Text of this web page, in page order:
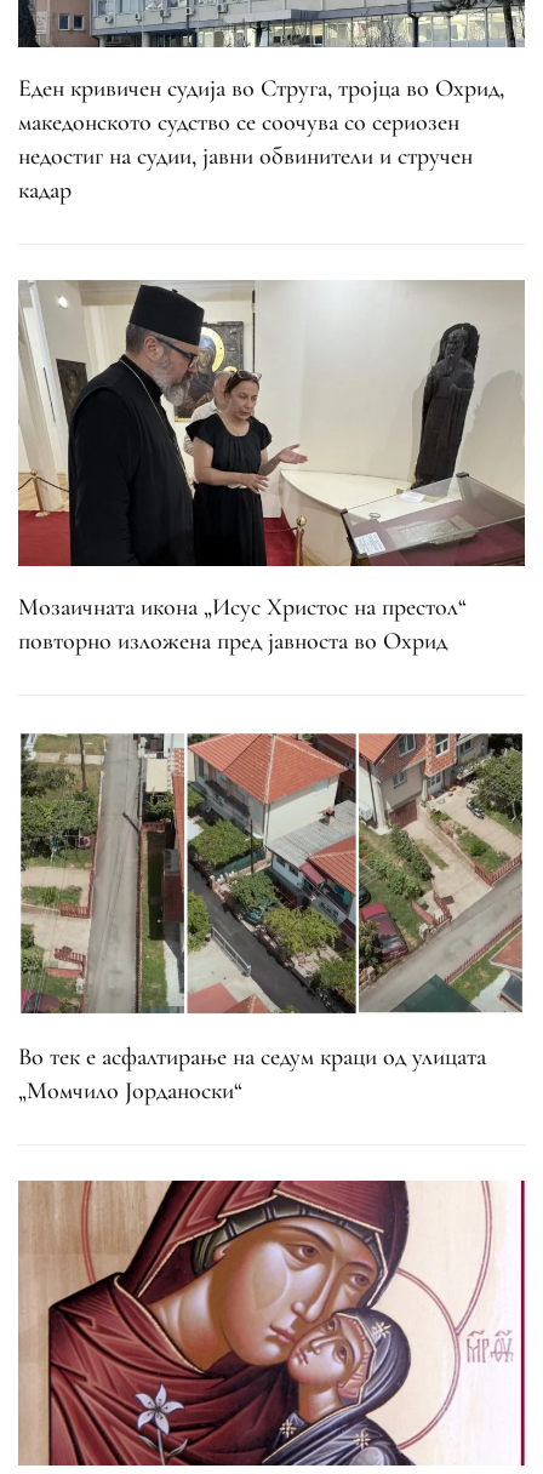
Еден кривичен судија во Струга, тројца во Охрид,
македонското судство се соочува со сериозен
недостиг на судии, јавни обвинители и стручен
кадар
Мозаичната икона „Исус Христос на престол“
повторно изложена пред јавноста во Охрид
Во тек е асфалтирање на седум краци од улицата
„Момчило Јорданоски“